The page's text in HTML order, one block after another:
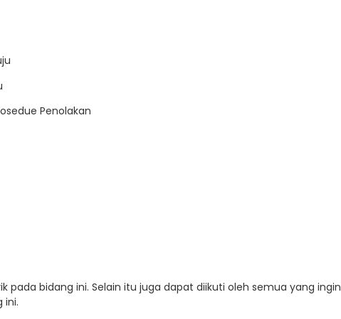
Penolakan
pada bidang ini. Selain itu juga dapat diikuti oleh semua yang ingin
ini.